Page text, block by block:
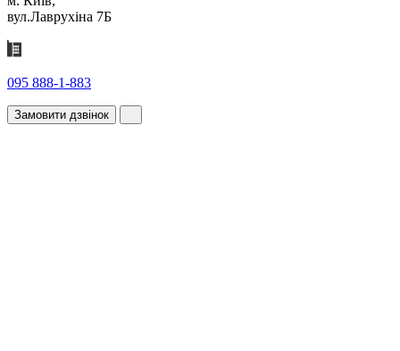
вул.Лаврухіна 7Б
095 888-1-883
Замовити дзвінок